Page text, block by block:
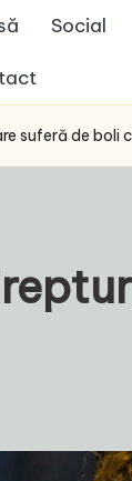
Social
suferă de boli